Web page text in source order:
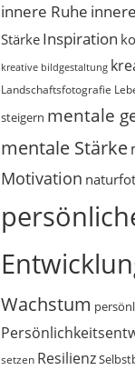
innere Ruhe
Stärke Inspiration
kreative bildgestaltung
Landschaftsfotografie
steigern mentale
mentale Stärke
Motivation
Wachstum
setzen Resilienz